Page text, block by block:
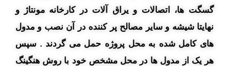
گسگت ها، اتصالات و یراق آلات در کارخانه مونتاژ و
نهایتا شیشه و سایر مصالح پر کننده در آن نصب و مدول
های کامل شده به محل پروژه حمل می گردند . سپس
هر یک از مدول ها در محل مشخص خود با روش هنگینگ